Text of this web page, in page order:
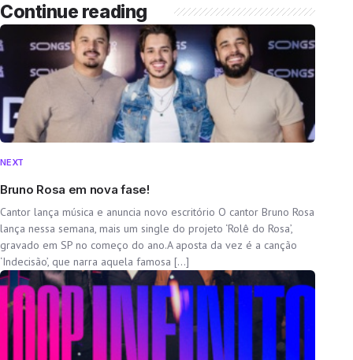
Continue reading
NEXT
Bruno Rosa em nova fase!
Cantor lança música e anuncia novo escritório O cantor Bruno Rosa
lança nessa semana, mais um single do projeto ‘Rolê do Rosa’,
gravado em SP no começo do ano.A aposta da vez é a canção
‘Indecisão’, que narra aquela famosa […]